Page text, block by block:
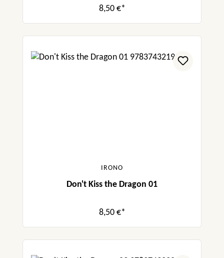
8,50 €*
IRONO
Don't Kiss the Dragon 01
8,50 €*